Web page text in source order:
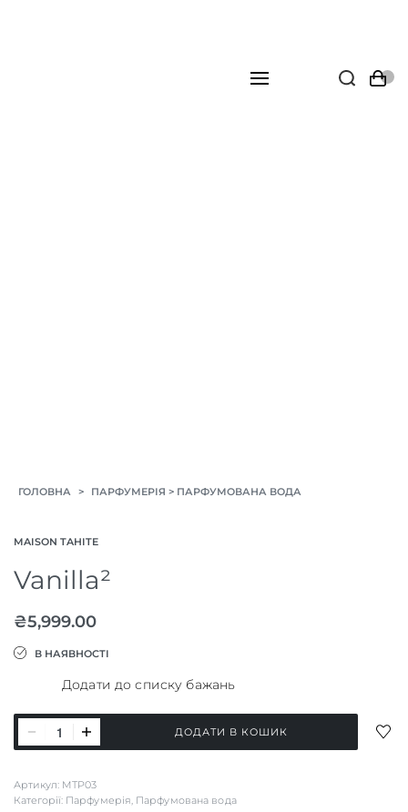
ГОЛОВНА > ПАРФУМЕРІЯ > ПАРФУМОВАНА ВОДА
MAISON TAHITE
Vanilla²
₴5,999.00
В НАЯВНОСТІ
Додати до списку бажань
Vanilla²
кількість
ДОДАТИ В КОШИК
Артикул: MTP03
Категорії: Парфумерія, Парфумована вода